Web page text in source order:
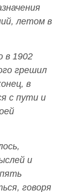
летом в
в 1902
грешил
в
с пути и
и
говоря